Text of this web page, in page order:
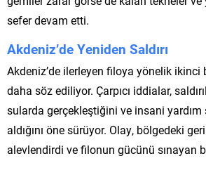
sefer devam etti.
Akdeniz’de Yeniden Saldırı
Akdeniz’de ilerleyen filoya yönelik ikinci
daha söz ediliyor. Çarpıcı iddialar,
sularda gerçekleştiğini ve insani
aldığını öne sürüyor. Olay, bölgedeki
alevlendirdi ve filonun gücünü sınayan